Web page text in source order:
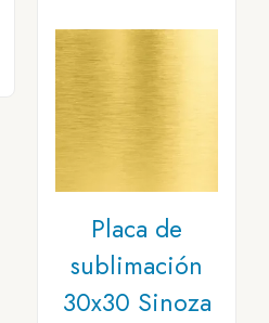
Placa de
sublimación
30x30 Sinoza